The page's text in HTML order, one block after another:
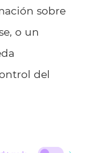
sobre
o un
del